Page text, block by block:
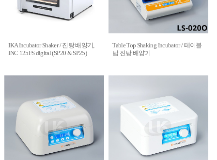
IKA Incubator Shaker / 진탕 배양기,
INC 125FS digital (SP20 & SP25)
Table Top Shaking Incubator / 테이블
탑 진탕 배양기